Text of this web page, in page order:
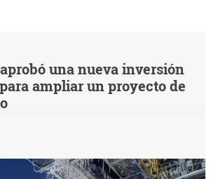
una nueva inversión
ampliar un proyecto de